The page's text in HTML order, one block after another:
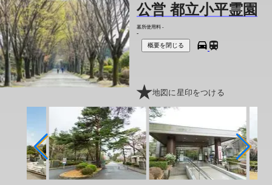
公営 都立小平霊園
墓所使用料 -
-
概要を閉じる
地図に星印をつける